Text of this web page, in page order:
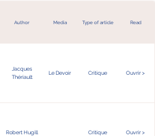
Author Media Type of article Read
Jacques
Thériault
Le Devoir Critique Ouvrir >
Robert Hugill Critique Ouvrir >